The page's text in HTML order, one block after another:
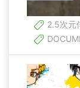
2.5次元